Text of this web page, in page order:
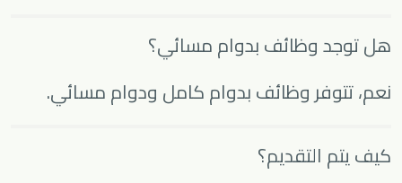
هل توجد وظائف بدوام مسائي؟
نعم، تتوفر وظائف بدوام كامل ودوام مسائي.
كيف يتم التقديم؟